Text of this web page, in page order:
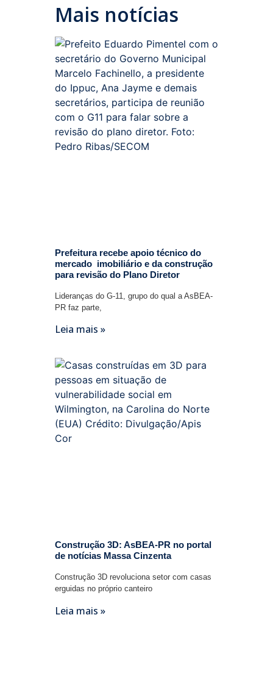
Mais notícias
Prefeitura recebe apoio técnico do
mercado imobiliário e da construção
para revisão do Plano Diretor
Lideranças do G-11, grupo do qual a AsBEA-
PR faz parte,
Leia mais »
Construção 3D: AsBEA-PR no portal
de notícias Massa Cinzenta
Construção 3D revoluciona setor com casas
erguidas no próprio canteiro
Leia mais »